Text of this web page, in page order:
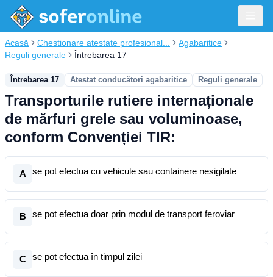
Acasă Chestionare atestate profesional...
Agabaritice
Reguli generale
Întrebarea 17
Întrebarea 17 Atestat conducători agabaritice Reguli generale
Transporturile rutiere internaționale
de mărfuri grele sau voluminoase,
conform Convenției TIR:
A se pot efectua cu vehicule sau containere nesigilate
B se pot efectua doar prin modul de transport feroviar
C se pot efectua în timpul zilei